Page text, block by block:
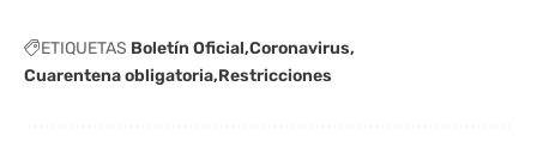
ETIQUETAS Boletín Oficial Coronavirus
Cuarentena obligatoria Restricciones